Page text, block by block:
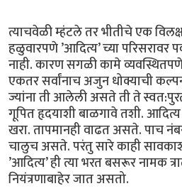
त्याचवेळी म्हंटले तर भीतीचे एक
हळुवारपणे ’आदित्य’ च्या
नाही. कारण सगळी कामे
एकतर सर्वांनाच अजुन धोक्याची
ज्यांना ती आलेली असते ती ते
गूपित हृदयाशी बाळगावे तशी.
खरा. तापमानही वाढत असते. पाच
चालुच असते. परंतु सारे काही
’आदित्य’ ही त्या भरत बसरूर नामक
नियंत्रणाबाहेर जात असतो.